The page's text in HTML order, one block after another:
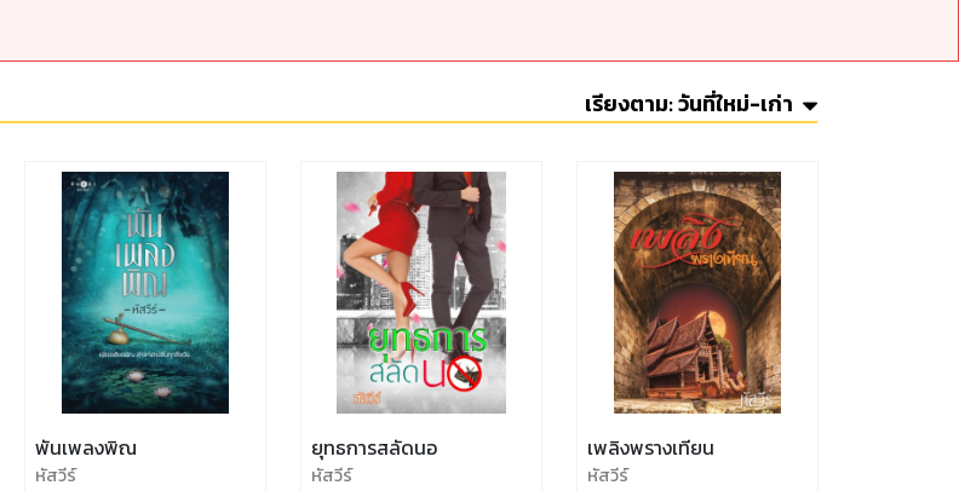
เรียงตาม:วันที่ใหม่-เก่า
พันเพลงพิณ
หัสวีร์
ยุทธการสลัดนอ
หัสวีร์
เพลิงพรางเทียน
หัสวีร์